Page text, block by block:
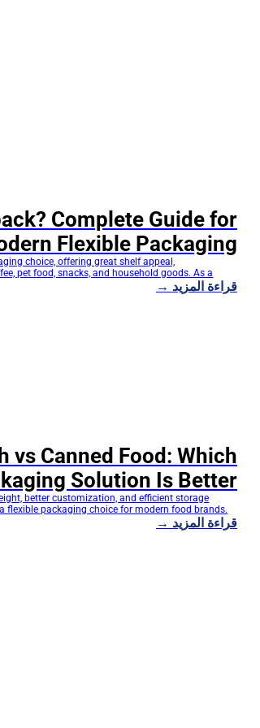
Complete Guide for
Flexible Packaging
choice, offering great shelf appeal,
pet food, snacks, and household goods. As a
expertise, DQ PACK delivers innovative, high-
selection to assembly. This guide covers
قراءة المزيد →
vs Canned Food: Which
Solution Is Better?
better customization, and efficient storage
flexible packaging choice for modern food brands.
Food Brands Choose the Most Suitable
and brands, packaging choices not only
قراءة المزيد →